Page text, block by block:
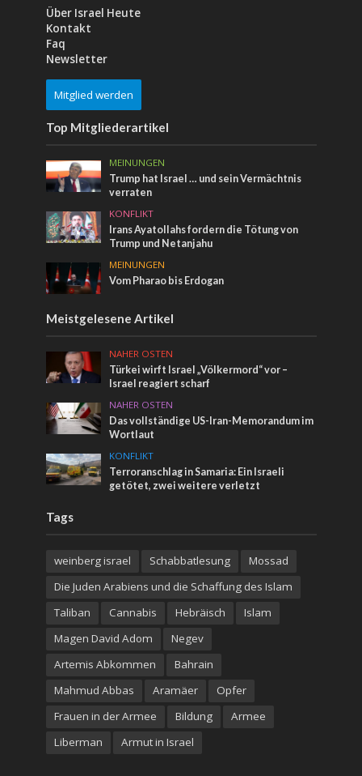
Über Israel Heute
Kontakt
Faq
Newsletter
Mitglied werden
Top Mitgliederartikel
MEINUNGEN
Trump hat Israel … und sein Vermächtnis
verraten
KONFLIKT
Irans Ayatollahs fordern die Tötung von
Trump und Netanjahu
MEINUNGEN
Vom Pharao bis Erdogan
Meistgelesene Artikel
NAHER OSTEN
Türkei wirft Israel „Völkermord“ vor –
Israel reagiert scharf
NAHER OSTEN
Das vollständige US-Iran-Memorandum im
Wortlaut
KONFLIKT
Terroranschlag in Samaria: Ein Israeli
getötet, zwei weitere verletzt
Tags
weinberg israel Schabbatlesung
Mossad
Die Juden Arabiens und die Schaffung des Islam
Taliban
Cannabis Hebräisch
Islam
Magen David Adom
Negev
Artemis Abkommen
Bahrain
Mahmud Abbas
Aramäer
Opfer
Frauen in der Armee
Bildung
Armee
Liberman
Armut in Israel